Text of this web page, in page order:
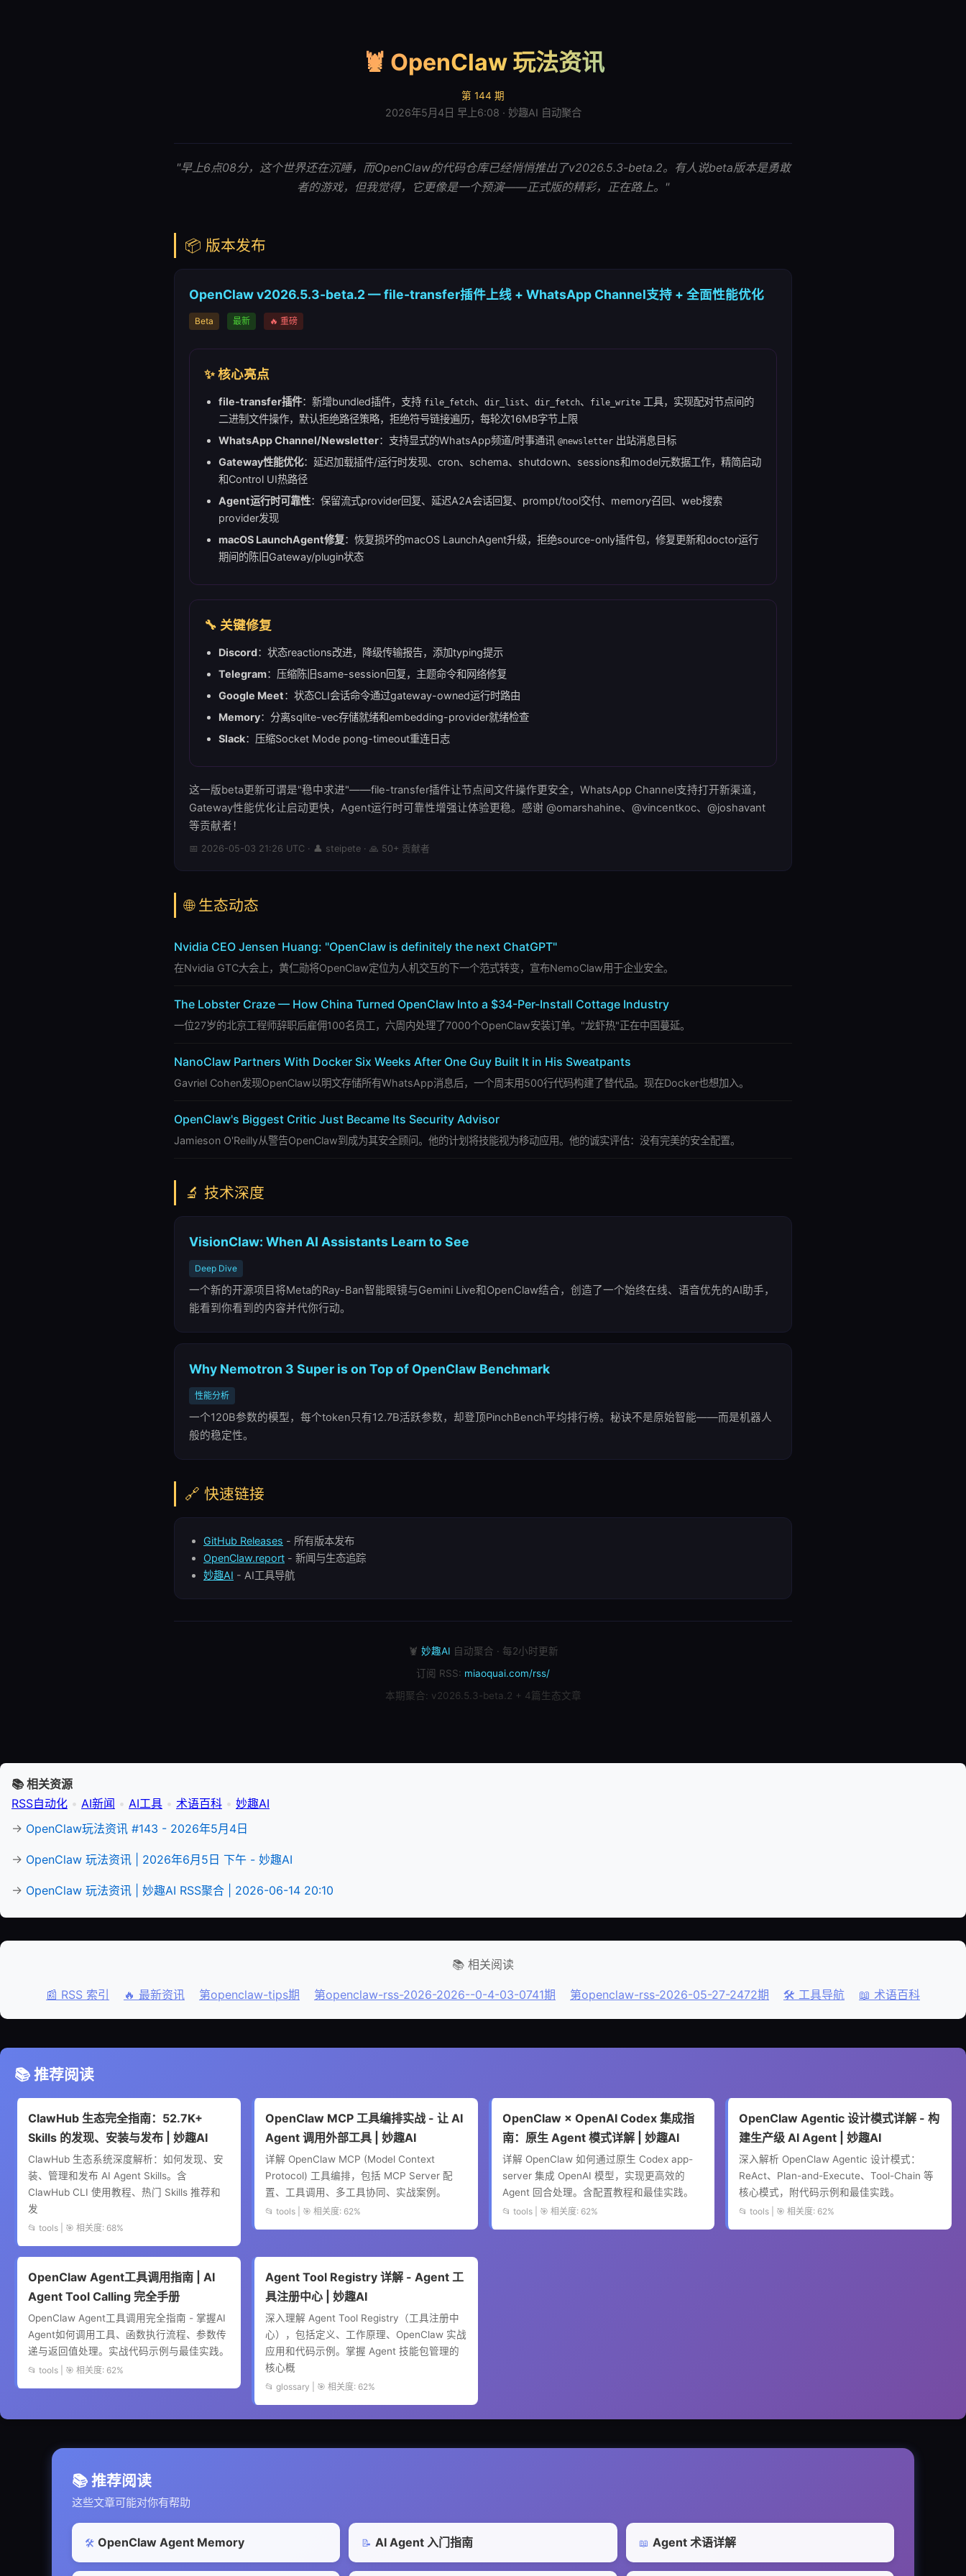
🦞 OpenClaw 玩法资讯
第 144 期
2026年5月4日 早上6:08 · 妙趣AI 自动聚合
"早上6点08分，这个世界还在沉睡，而OpenClaw的代码仓库已经悄悄推出了v2026.5.3-beta.2。有人说beta版本是勇敢
者的游戏，但我觉得，它更像是一个预演——正式版的精彩，正在路上。"
📦 版本发布
OpenClaw v2026.5.3-beta.2 — file-transfer插件上线 + WhatsApp Channel支持 + 全面性能优化
Beta 最新 🔥 重磅
✨ 核心亮点
file-transfer插件：新增bundled插件，支持 file_fetch、 dir_list、 dir_fetch、 file_write 工具，实现配对节点间的
二进制文件操作，默认拒绝路径策略，拒绝符号链接遍历，每轮次16MB字节上限
WhatsApp Channel/Newsletter：支持显式的WhatsApp频道/时事通讯 @newsletter 出站消息目标
Gateway性能优化：延迟加载插件/运行时发现、cron、schema、shutdown、sessions和model元数据工作，精简启动
和Control UI热路径
Agent运行时可靠性：保留流式provider回复、延迟A2A会话回复、prompt/tool交付、memory召回、web搜索
provider发现
macOS LaunchAgent修复：恢复损坏的macOS LaunchAgent升级，拒绝source-only插件包，修复更新和doctor运行
期间的陈旧Gateway/plugin状态
🔧 关键修复
Discord：状态reactions改进，降级传输报告，添加typing提示
Telegram：压缩陈旧same-session回复，主题命令和网络修复
Google Meet：状态CLI会话命令通过gateway-owned运行时路由
Memory：分离sqlite-vec存储就绪和embedding-provider就绪检查
Slack：压缩Socket Mode pong-timeout重连日志
这一版beta更新可谓是"稳中求进"——file-transfer插件让节点间文件操作更安全，WhatsApp Channel支持打开新渠道，
Gateway性能优化让启动更快，Agent运行时可靠性增强让体验更稳。感谢 @omarshahine、@vincentkoc、@joshavant
等贡献者！
📅 2026-05-03 21:26 UTC · 👤 steipete · 🙏 50+ 贡献者
🌐 生态动态
Nvidia CEO Jensen Huang: "OpenClaw is definitely the next ChatGPT"
在Nvidia GTC大会上，黄仁勋将OpenClaw定位为人机交互的下一个范式转变，宣布NemoClaw用于企业安全。
The Lobster Craze — How China Turned OpenClaw Into a $34-Per-Install Cottage Industry
一位27岁的北京工程师辞职后雇佣100名员工，六周内处理了7000个OpenClaw安装订单。"龙虾热"正在中国蔓延。
NanoClaw Partners With Docker Six Weeks After One Guy Built It in His Sweatpants
Gavriel Cohen发现OpenClaw以明文存储所有WhatsApp消息后，一个周末用500行代码构建了替代品。现在Docker也想加入。
OpenClaw's Biggest Critic Just Became Its Security Advisor
Jamieson O'Reilly从警告OpenClaw到成为其安全顾问。他的计划将技能视为移动应用。他的诚实评估：没有完美的安全配置。
🔬 技术深度
VisionClaw: When AI Assistants Learn to See
Deep Dive
一个新的开源项目将Meta的Ray-Ban智能眼镜与Gemini Live和OpenClaw结合，创造了一个始终在线、语音优先的AI助手，
能看到你看到的内容并代你行动。
Why Nemotron 3 Super is on Top of OpenClaw Benchmark
性能分析
一个120B参数的模型，每个token只有12.7B活跃参数，却登顶PinchBench平均排行榜。秘诀不是原始智能——而是机器人
般的稳定性。
🔗 快速链接
GitHub Releases - 所有版本发布
OpenClaw.report - 新闻与生态追踪
妙趣AI - AI工具导航
🦞 妙趣AI 自动聚合 · 每2小时更新
订阅 RSS: miaoquai.com/rss/
本期聚合: v2026.5.3-beta.2 + 4篇生态文章
📚 相关资源
RSS自动化 • AI新闻 • AI工具 • 术语百科 • 妙趣AI
→ OpenClaw玩法资讯 #143 - 2026年5月4日
→ OpenClaw 玩法资讯 | 2026年6月5日 下午 - 妙趣AI
→ OpenClaw 玩法资讯 | 妙趣AI RSS聚合 | 2026-06-14 20:10
📚 相关阅读
📰 RSS 索引 🔥 最新资讯 第openclaw-tips期 第openclaw-rss-2026-2026--0-4-03-0741期 第openclaw-rss-2026-05-27-2472期 🛠️ 工具导航 📖 术语百科
📚 推荐阅读
ClawHub 生态完全指南：52.7K+
Skills 的发现、安装与发布 | 妙趣AI
ClawHub 生态系统深度解析：如何发现、安
装、管理和发布 AI Agent Skills。含
ClawHub CLI 使用教程、热门 Skills 推荐和
发
📂 tools | 🎯 相关度: 68%
OpenClaw MCP 工具编排实战 - 让 AI
Agent 调用外部工具 | 妙趣AI
详解 OpenClaw MCP (Model Context
Protocol) 工具编排，包括 MCP Server 配
置、工具调用、多工具协同、实战案例。
📂 tools | 🎯 相关度: 62%
OpenClaw × OpenAI Codex 集成指
南：原生 Agent 模式详解 | 妙趣AI
详解 OpenClaw 如何通过原生 Codex app-
server 集成 OpenAI 模型，实现更高效的
Agent 回合处理。含配置教程和最佳实践。
📂 tools | 🎯 相关度: 62%
OpenClaw Agentic 设计模式详解 - 构
建生产级 AI Agent | 妙趣AI
深入解析 OpenClaw Agentic 设计模式：
ReAct、Plan-and-Execute、Tool-Chain 等
核心模式，附代码示例和最佳实践。
📂 tools | 🎯 相关度: 62%
OpenClaw Agent工具调用指南 | AI
Agent Tool Calling 完全手册
OpenClaw Agent工具调用完全指南 - 掌握AI
Agent如何调用工具、函数执行流程、参数传
递与返回值处理。实战代码示例与最佳实践。
📂 tools | 🎯 相关度: 62%
Agent Tool Registry 详解 - Agent 工
具注册中心 | 妙趣AI
深入理解 Agent Tool Registry（工具注册中
心），包括定义、工作原理、OpenClaw 实战
应用和代码示例。掌握 Agent 技能包管理的
核心概
📂 glossary | 🎯 相关度: 62%
📚 推荐阅读
这些文章可能对你有帮助
🛠️ OpenClaw Agent Memory 📝 AI Agent 入门指南 📖 Agent 术语详解